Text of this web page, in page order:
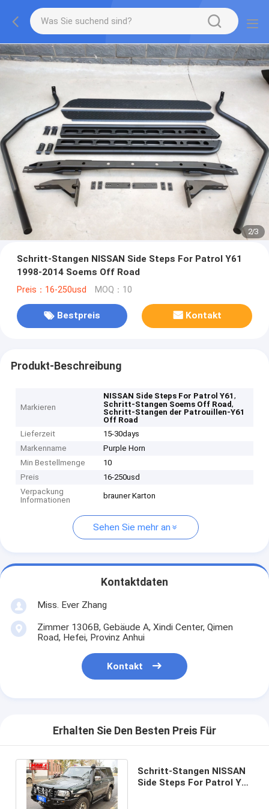
2/3
Schritt-Stangen NISSAN Side Steps For Patrol Y61
1998-2014 Soems Off Road
Preis：16-250usd MOQ：10
Bestpreis Kontakt
Produkt-Beschreibung
Markieren
NISSAN Side Steps For Patrol Y61,
Schritt-Stangen Soems Off Road,
Schritt-Stangen der Patrouillen-Y61
Off Road
Lieferzeit
15-30days
Markenname
Purple Horn
Min Bestellmenge
10
Preis
16-250usd
Verpackung
Informationen
brauner Karton
Sehen Sie mehr an
Kontaktdaten
Miss. Ever Zhang
Zimmer 1306B, Gebäude A, Xindi Center, Qimen
Road, Hefei, Provinz Anhui
Kontakt
Erhalten Sie Den Besten Preis Für
Schritt-Stangen NISSAN
Side Steps For Patrol Y61